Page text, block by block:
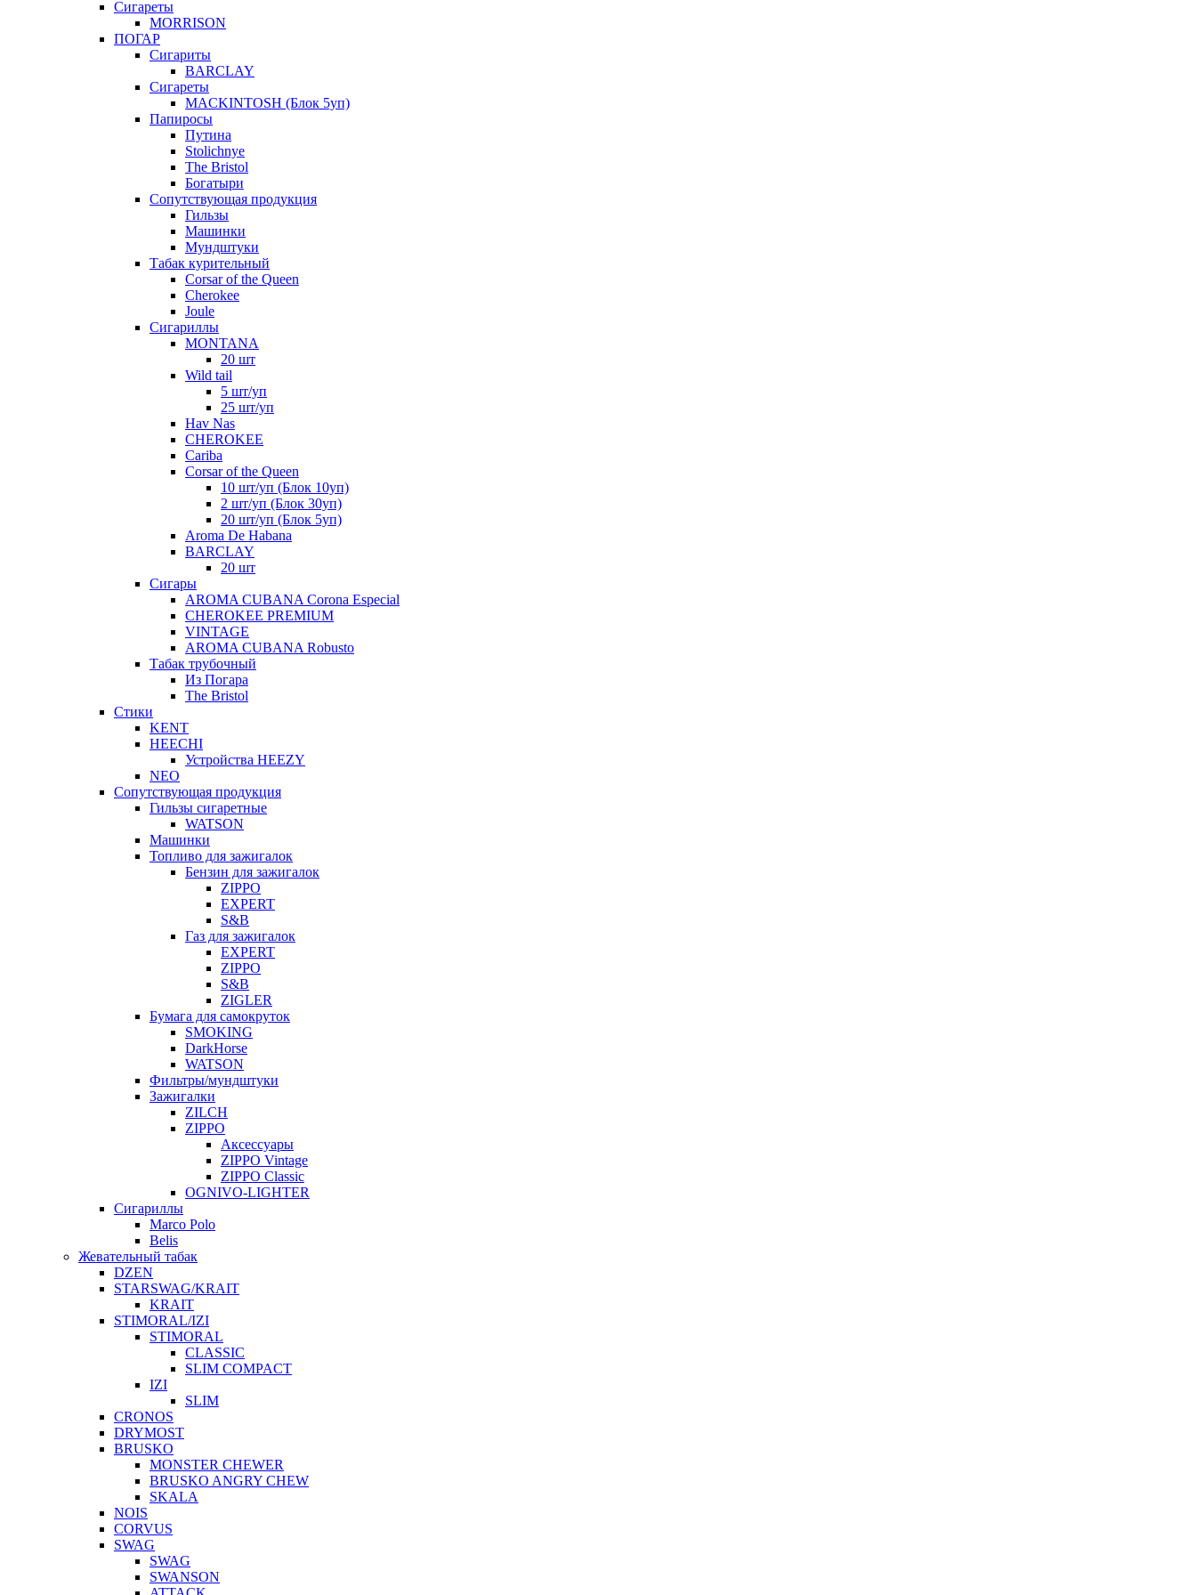
Сигареты
MORRISON
ПОГАР
Сигариты
BARCLAY
Сигареты
MACKINTOSH (Блок 5уп)
Папиросы
Путина
Stolichnye
The Bristol
Богатыри
Сопутствующая продукция
Гильзы
Машинки
Мундштуки
Табак курительный
Corsar of the Queen
Cherokee
Joule
Сигариллы
MONTANA
20 шт
Wild tail
5 шт/уп
25 шт/уп
Hav Nas
CHEROKEE
Cariba
Corsar of the Queen
10 шт/уп (Блок 10уп)
2 шт/уп (Блок 30уп)
20 шт/уп (Блок 5уп)
Aroma De Habana
BARCLAY
20 шт
Сигары
AROMA CUBANA Corona Especial
CHEROKEE PREMIUM
VINTAGE
AROMA CUBANA Robusto
Табак трубочный
Из Погара
The Bristol
Стики
KENT
HEECHI
Устройства HEEZY
NEO
Сопутствующая продукция
Гильзы сигаретные
WATSON
Машинки
Топливо для зажигалок
Бензин для зажигалок
ZIPPO
EXPERT
S&B
Газ для зажигалок
EXPERT
ZIPPO
S&B
ZIGLER
Бумага для самокруток
SMOKING
DarkHorse
WATSON
Фильтры/мундштуки
Зажигалки
ZILCH
ZIPPO
Аксессуары
ZIPPO Vintage
ZIPPO Classic
OGNIVO-LIGHTER
Сигариллы
Marco Polo
Belis
Жевательный табак
DZEN
STARSWAG/KRAIT
KRAIT
STIMORAL/IZI
STIMORAL
CLASSIC
SLIM COMPACT
IZI
SLIM
CRONOS
DRYMOST
BRUSKO
MONSTER CHEWER
BRUSKO ANGRY CHEW
SKALA
NOIS
CORVUS
SWAG
SWAG
SWANSON